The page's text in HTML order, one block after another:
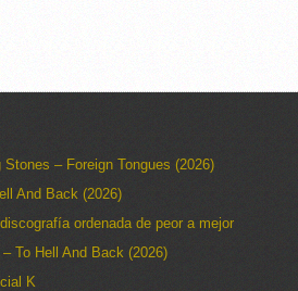
Stones – Foreign Tongues (2026)
And Back (2026)
ordenada de peor a mejor
To Hell And Back (2026)
K